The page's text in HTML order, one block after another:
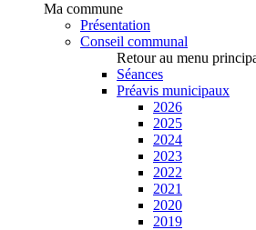
Ma commune
Présentation
Conseil communal
Retour au menu
Séances
Préavis municipaux
2026
2025
2024
2023
2022
2021
2020
2019